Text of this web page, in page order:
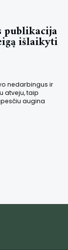
publikacija
išlaikyti
nedarbingus ir
atveju, taip
augina